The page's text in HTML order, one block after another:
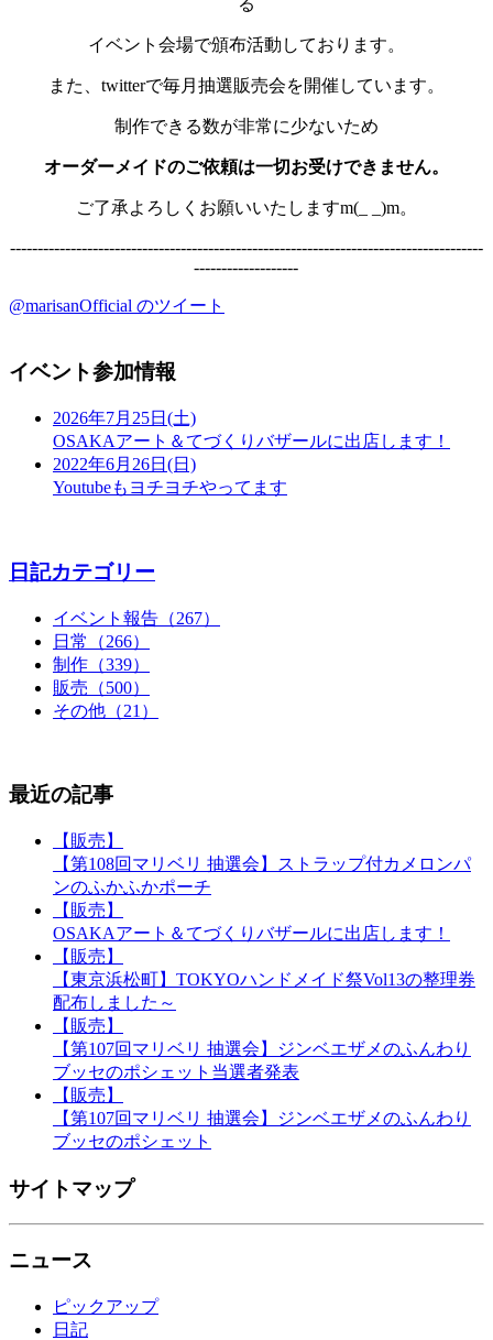
イベント会場で頒布活動しております。
また、twitterで毎月抽選販売会を開催しています。
制作できる数が非常に少ないため
オーダーメイドのご依頼は一切お受けできません。
ご了承よろしくお願いいたしますm(_ _)m。
--------------------------------------------------------------------------------------
-------------------
@marisanOfficial のツイート
イベント参加情報
2026年7月25日(土)
OSAKAアート＆てづくりバザールに出店します！
2022年6月26日(日)
Youtubeもヨチヨチやってます
日記カテゴリー
イベント報告（267）
日常（266）
制作（339）
販売（500）
その他（21）
最近の記事
【販売】
【第108回マリベリ 抽選会】ストラップ付カメロンパ
ンのふかふかポーチ
【販売】
OSAKAアート＆てづくりバザールに出店します！
【販売】
【東京浜松町】TOKYOハンドメイド祭Vol13の整理券
配布しました～
【販売】
【第107回マリベリ 抽選会】ジンベエザメのふんわり
ブッセのポシェット当選者発表
【販売】
【第107回マリベリ 抽選会】ジンベエザメのふんわり
ブッセのポシェット
サイトマップ
ニュース
ピックアップ
日記